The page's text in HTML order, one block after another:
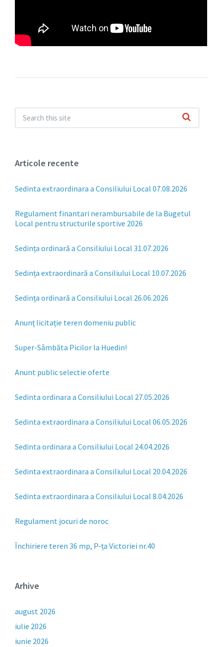
Articole recente
Sedinta extraordinara a Consiliului Local 07.08.2026
Regulament finantari nerambursabile de la Bugetul
Local pentru structurile sportive 2026
Sedința ordinară a Consiliului Local 31.07.2026
Sedința extraordinară a Consiliului Local 10.07.2026
Sedința ordinară a Consiliului Local 26.06.2026
Anunț licitație teren domeniu public
Super-Sâmbăta Picilor la Huedin!
Anunt public selectie oferte
Sedinta ordinara a Consiliului Local 27.05.2026
Sedinta extraordinara a Consiliului Local 06.05.2026
Sedinta ordinara a Consiliului Local 24.04.2026
Sedinta extraordinara a Consiliului Local 20.04.2026
Sedinta extraordinara a Consiliului Local 8.04.2026
Regulament jocuri de noroc
Închiriere teren 36 mp, P-ța Victoriei nr.40
Arhive
august 2026
iulie 2026
iunie 2026